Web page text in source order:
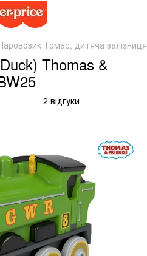
Томас, дитяча залізниця
Thomas &
2 відгуки